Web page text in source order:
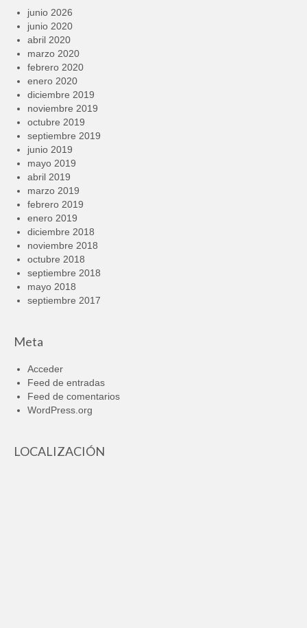
junio 2026
junio 2020
abril 2020
marzo 2020
febrero 2020
enero 2020
diciembre 2019
noviembre 2019
octubre 2019
septiembre 2019
junio 2019
mayo 2019
abril 2019
marzo 2019
febrero 2019
enero 2019
diciembre 2018
noviembre 2018
octubre 2018
septiembre 2018
mayo 2018
septiembre 2017
Meta
Acceder
Feed de entradas
Feed de comentarios
WordPress.org
LOCALIZACIÓN